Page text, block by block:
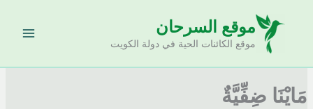
موقع السرحان
موقع الكائنات الحية في دولة الكويت
مَايْنَا ضِفِّيَّةٌ